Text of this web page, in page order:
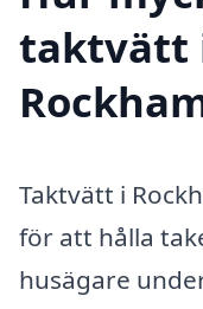
taktvätt
Taktvätt i
för att hålla
husägare